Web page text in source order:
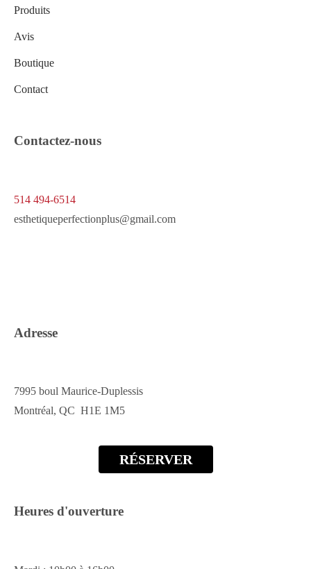
Produits
Avis
Boutique
Contact
Contactez-nous
514 494-6514
esthetiqueperfectionplus@gmail.com
Adresse
7995 boul Maurice-Duplessis
Montréal, QC H1E 1M5
RÉSERVER
Heures d'ouverture